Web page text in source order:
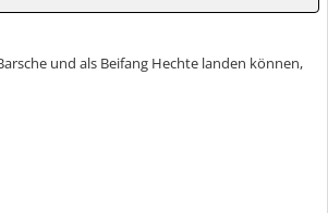
und als Beifang Hechte landen können,